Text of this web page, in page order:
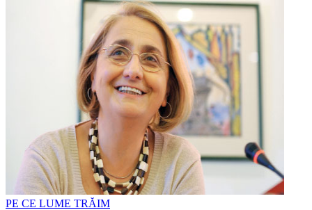
PE CE LUME TRĂIM